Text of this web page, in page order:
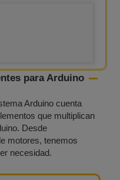
para Arduino
Arduino cuenta
que multiplican
Desde
motores, tenemos
necesidad.